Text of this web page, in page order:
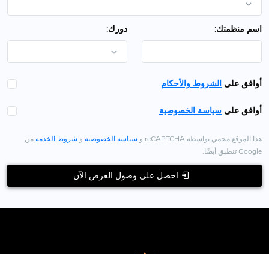
اسم منظمتك: دورك:
أوافق على الشروط والأحكام
أوافق على سياسة الخصوصية
هذا الموقع محمي بواسطة reCAPTCHA و سياسة الخصوصية و شروط الخدمةمن
Google تنطبق أيضًا.
احصل على وصول العرض الآن